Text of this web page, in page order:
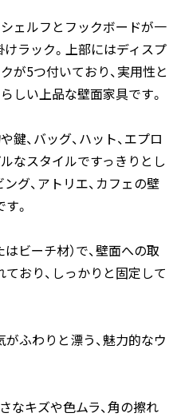
ェルフとフックボードが一
ラック。上部にはディスプ
が5つ付いており、実用性と
しい上品な壁面家具です。
、バッグ、ハット、エプロ
なスタイルですっきりとし
グ、アトリエ、カフェの壁
。
ビーチ材）で、壁面への取
おり、しっかりと固定して
ふわりと漂う、魅力的なウ
なキズや色ムラ、角の擦れ